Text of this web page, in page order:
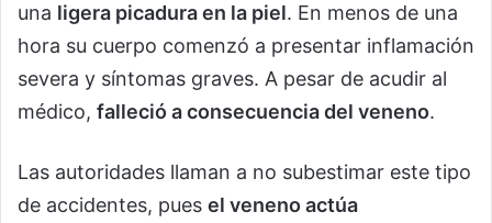
una ligera picadura en la piel. En menos de una
hora su cuerpo comenzó a presentar inflamación
severa y síntomas graves. A pesar de acudir al
médico, falleció a consecuencia del veneno.
Las autoridades llaman a no subestimar este tipo
de accidentes, pues el veneno actúa